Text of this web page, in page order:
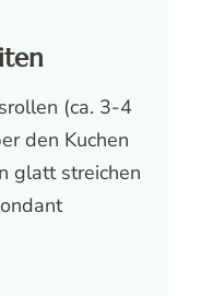
(ca. 3-4
den Kuchen
glatt streichen